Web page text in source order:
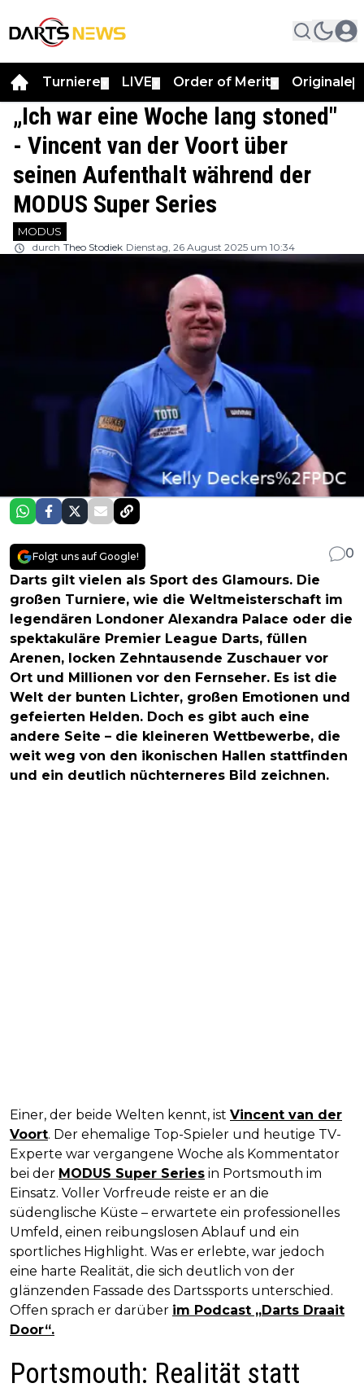
Turniere LIVE Order of Merit Originale
„Ich war eine Woche lang stoned"
- Vincent van der Voort über
seinen Aufenthalt während der
MODUS Super Series
MODUS
durch Theo Stodiek Dienstag, 26 August 2025 um 10:34
Folgt uns auf Google!
0
Darts gilt vielen als Sport des Glamours. Die
großen Turniere, wie die Weltmeisterschaft im
legendären Londoner Alexandra Palace oder die
spektakuläre Premier League Darts, füllen
Arenen, locken Zehntausende Zuschauer vor
Ort und Millionen vor den Fernseher. Es ist die
Welt der bunten Lichter, großen Emotionen und
gefeierten Helden. Doch es gibt auch eine
andere Seite – die kleineren Wettbewerbe, die
weit weg von den ikonischen Hallen stattfinden
und ein deutlich nüchterneres Bild zeichnen.
Einer, der beide Welten kennt, ist Vincent van der
Voort. Der ehemalige Top-Spieler und heutige TV-
Experte war vergangene Woche als Kommentator
bei der MODUS Super Series in Portsmouth im
Einsatz. Voller Vorfreude reiste er an die
südenglische Küste – erwartete ein professionelles
Umfeld, einen reibungslosen Ablauf und ein
sportliches Highlight. Was er erlebte, war jedoch
eine harte Realität, die sich deutlich von der
glänzenden Fassade des Dartssports unterschied.
Offen sprach er darüber im Podcast „Darts Draait
Door“.
Portsmouth: Realität statt